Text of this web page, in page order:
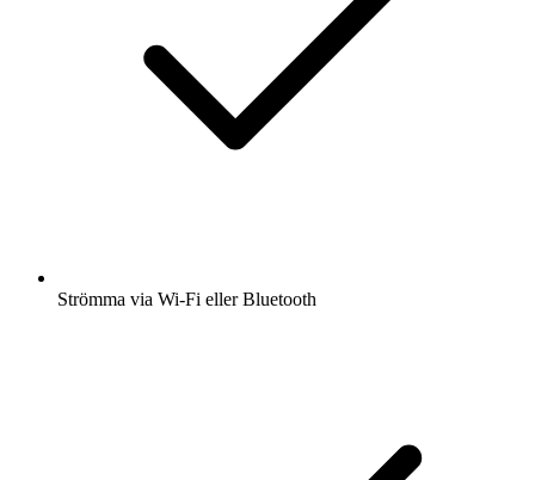
Strömma via Wi-Fi eller Bluetooth